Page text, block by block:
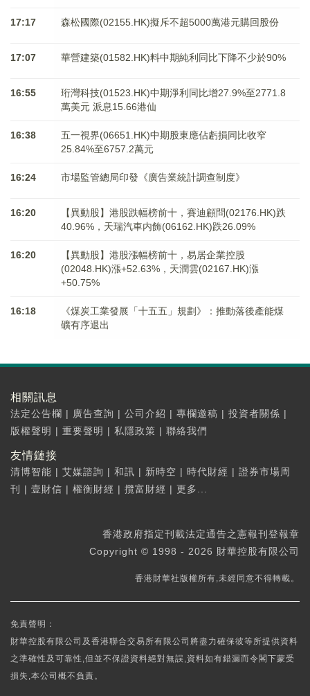
17:17 森松國際(02155.HK)擬斥不超5000萬港元購回股份
17:07 華營建築(01582.HK)料中期純利同比下降不少於90%
16:55
珩灣科技(01523.HK)中期淨利同比增27.9%至2771.8
萬美元 派息15.66港仙
16:38
五一視界(06651.HK)中期股東應佔虧損同比收窄
25.84%至6757.2萬元
16:24 市場監管總局印發《廣告業統計調查制度》
16:20
【異動股】港股跌幅榜前十，賽迪顧問(02176.HK)跌
40.96%，天瑞汽車内飾(06162.HK)跌26.09%
16:20
【異動股】港股漲幅榜前十，易居企業控股
(02048.HK)漲+52.63%，天潤雲(02167.HK)漲
+50.75%
16:18
《煤炭工業發展「十五五」規劃》：推動落後產能煤
礦有序退出
相關訊息
法定公告欄 | 廣告查詢 | 公司介紹 | 專欄邀稿 | 投資者關係 |
版權聲明 | 重要聲明 | 私隱政策 | 聯絡我們
友情鏈接
清博智能 | 艾媒諮詢 | 和訊 | 新時空 | 時代財經 | 證券市場周
刊
| 壹財信 | 權衡財經 | 攬富財經 | 更多...
香港政府指定刊載法定通告之憲報刊登報章
Copyright © 1998 - 2026 財華控股有限公司
香港財華社版權所有,未經同意不得轉載。
免責聲明：
財華控股有限公司及香港聯合交易所有限公司將盡力確保彼等所提供資料
之準確性及可靠性,但並不保證資料絕對無誤,資料如有錯漏而令閣下蒙受
損失,本公司概不負責。